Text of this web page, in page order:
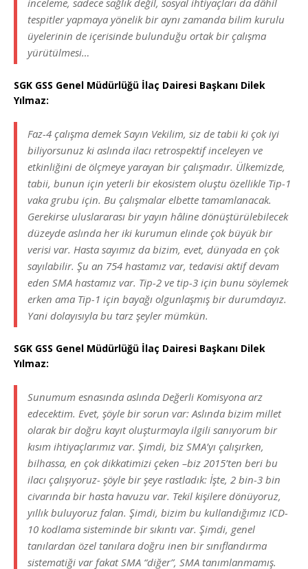
inceleme, sadece sağlık değil, sosyal ihtiyaçları da dâhil
tespitler yapmaya yönelik bir aynı zamanda bilim kurulu
üyelerinin de içerisinde bulunduğu ortak bir çalışma
yürütülmesi…
SGK GSS Genel Müdürlüğü İlaç Dairesi Başkanı Dilek
Yılmaz:
Faz-4 çalışma demek Sayın Vekilim, siz de tabii ki çok iyi
biliyorsunuz ki aslında ilacı retrospektif inceleyen ve
etkinliğini de ölçmeye yarayan bir çalışmadır. Ülkemizde,
tabii, bunun için yeterli bir ekosistem oluştu özellikle Tip-1
vaka grubu için. Bu çalışmalar elbette tamamlanacak.
Gerekirse uluslararası bir yayın hâline dönüştürülebilecek
düzeyde aslında her iki kurumun elinde çok büyük bir
verisi var. Hasta sayımız da bizim, evet, dünyada en çok
sayılabilir. Şu an 754 hastamız var, tedavisi aktif devam
eden SMA hastamız var. Tip-2 ve tip-3 için bunu söylemek
erken ama Tip-1 için bayağı olgunlaşmış bir durumdayız.
Yani dolayısıyla bu tarz şeyler mümkün.
SGK GSS Genel Müdürlüğü İlaç Dairesi Başkanı Dilek
Yılmaz:
Sunumum esnasında aslında Değerli Komisyona arz
edecektim. Evet, şöyle bir sorun var: Aslında bizim millet
olarak bir doğru kayıt oluşturmayla ilgili sanıyorum bir
kısım ihtiyaçlarımız var. Şimdi, biz SMA’yı çalışırken,
bilhassa, en çok dikkatimizi çeken –biz 2015’ten beri bu
ilacı çalışıyoruz- şöyle bir şeye rastladık: İşte, 2 bin-3 bin
civarında bir hasta havuzu var. Tekil kişilere dönüyoruz,
yıllık buluyoruz falan. Şimdi, bizim bu kullandığımız ICD-
10 kodlama sisteminde bir sıkıntı var. Şimdi, genel
tanılardan özel tanılara doğru inen bir sınıflandırma
sistematiği var fakat SMA “diğer”, SMA tanımlanmamış.